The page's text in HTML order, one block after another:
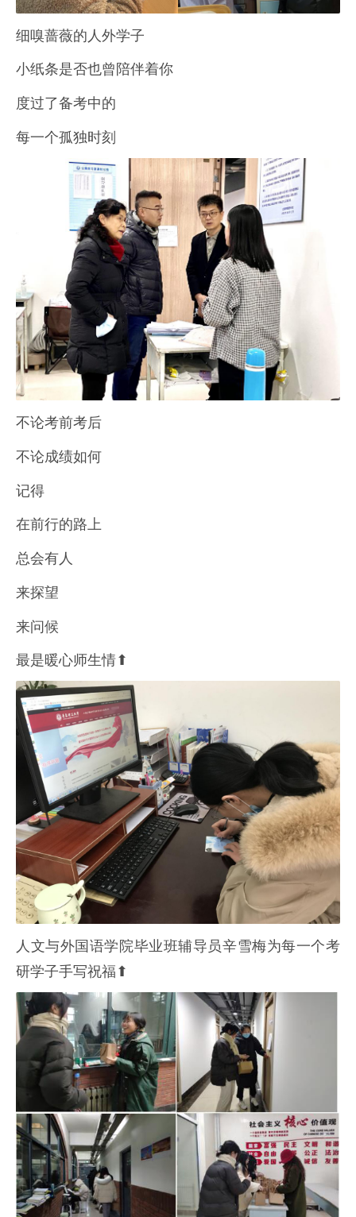
细嗅蔷薇的人外学子
小纸条是否也曾陪伴着你
度过了备考中的
每一个孤独时刻
不论考前考后
不论成绩如何
记得
在前行的路上
总会有人
来探望
来问候
最是暖心师生情⬆
人文与外国语学院毕业班辅导员辛雪梅为每一个考
研学子手写祝福⬆